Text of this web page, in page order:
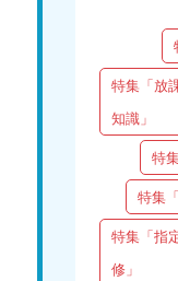
特集「放
知識」
特
特集
特集「指
修」